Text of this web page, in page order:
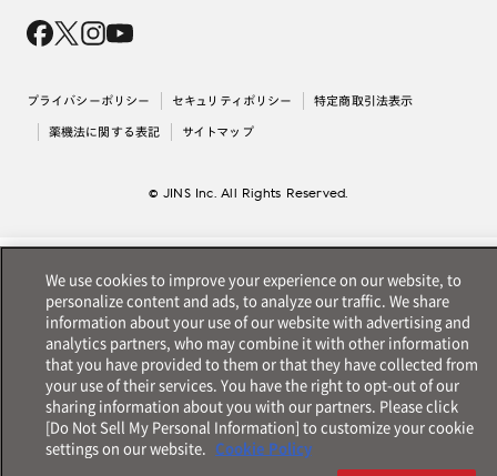
採用情報
出店について
プライバシーポリシー セキュリティポリシー 特定商取引法表示
薬機法に関する表記 サイトマップ
© JINS Inc. All Rights Reserved.
We use cookies to improve your experience on our website, to
personalize content and ads, to analyze our traffic. We share
information about your use of our website with advertising and
analytics partners, who may combine it with other information
that you have provided to them or that they have collected from
your use of their services. You have the right to opt-out of our
sharing information about you with our partners. Please click
[Do Not Sell My Personal Information] to customize your cookie
settings on our website. Cookie Policy